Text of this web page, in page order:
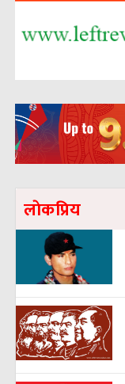
लाेकप्रिय